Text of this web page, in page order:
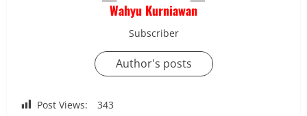
Wahyu Kurniawan
Subscriber
Author's posts
Post Views: 343